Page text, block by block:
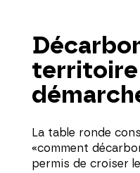
territoire
La table ronde
«comment
permis de croiser